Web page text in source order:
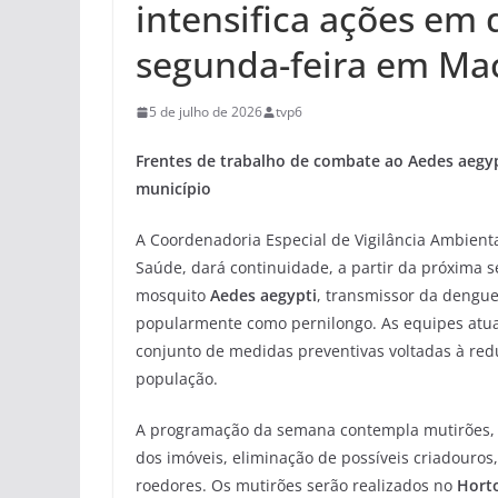
intensifica ações em
segunda-feira em
5 de julho de 2026 tvp6
Frentes de trabalho de combate ao Aedes
município
A Coordenadoria Especial de Vigilância
Saúde, dará continuidade, a partir da próxima
mosquito Aedes aegypti, transmissor da
popularmente como pernilongo. As equipes
conjunto de medidas preventivas voltadas à
população.
A programação da semana contempla
dos imóveis, eliminação de possíveis
roedores. Os mutirões serão realizados no